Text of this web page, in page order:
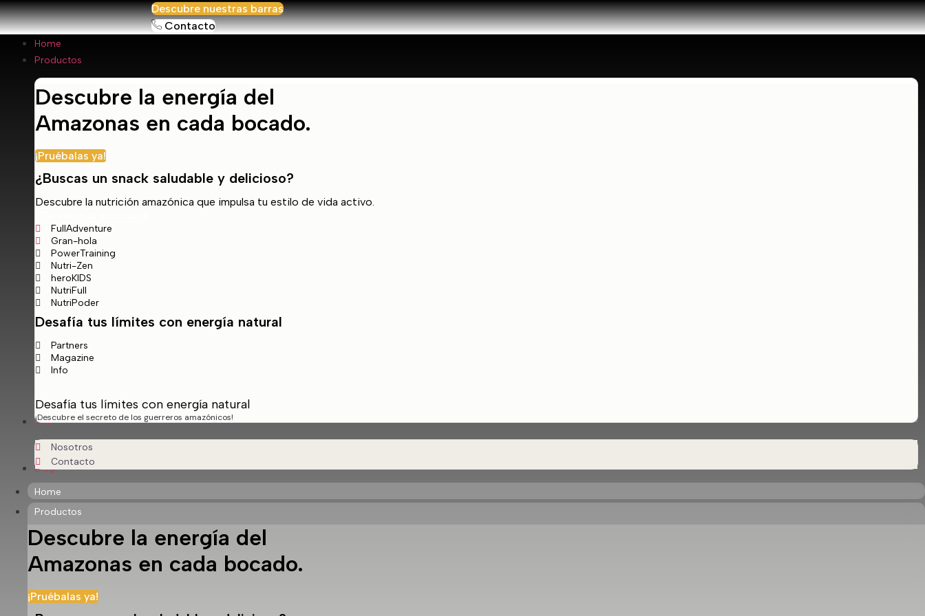
Descubre nuestras barras
Contacto
Home
Productos
Descubre la energía del
Amazonas en cada bocado.
¡Pruébalas ya!
¿Buscas un snack saludable y delicioso?
Descubre la nutrición amazónica que impulsa tu estilo de vida activo.
FullAdventure
Gran-hola
PowerTraining
Nutri-Zen
heroKIDS
NutriFull
NutriPoder
Desafía tus límites con energía natural
Partners
Magazine
Info
Desafía tus límites con energía natural
¡Descubre el secreto de los guerreros amazónicos!
Info
Nosotros
Contacto
Blog
Home
Productos
Descubre la energía del
Amazonas en cada bocado.
¡Pruébalas ya!